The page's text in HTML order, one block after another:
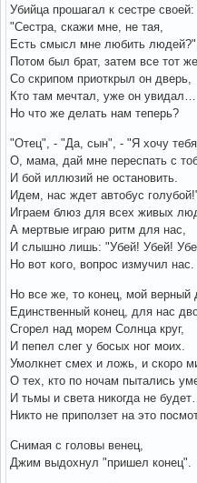
Убийца прошагал к сестре своей:
"Сестра, скажи мне, не тая,
Есть смысл мне любить людей?".
Потом был брат, затем все тот же
Со скрипом приоткрыл он дверь,
Кто там мечтал, уже он увидал…
Но что же делать нам теперь?
"Отец", - "Да, сын", - "Я хочу тебя
О, мама, дай мне переспать с
И бой иллюзий не остановить.
Идем, нас ждет автобус
Играем блюз для всех живых
А мертвые играю ритм для нас,
И слышно лишь: "Убей! Убей!
Но вот кого, вопрос измучил нас.
Но все же, то конец, мой верный
Единственный конец, для нас
Сгорел над морем Солнца круг,
И пепел слег у босых ног моих.
Умолкнет смех и ложь, и скоро
О тех, кто по ночам пытались
И тьмы и света никогда не будет…
Никто не приползет на это
Снимая с головы венец,
Джим выдохнул "пришел конец".